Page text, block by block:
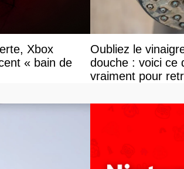
Xbox
« bain de
Oubliez le
douche : voici ce
vraiment pour